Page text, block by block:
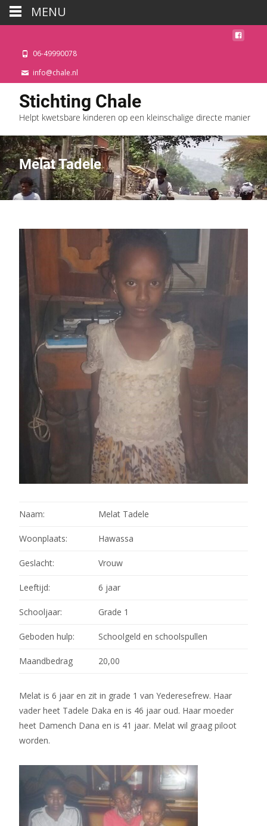
06-49990078
info@chale.nl
Stichting Chale
Helpt kwetsbare kinderen op een kleinschalige directe manier
Melat Tadele
Naam: Melat Tadele
Woonplaats: Hawassa
Geslacht: Vrouw
Leeftijd: 6 jaar
Schooljaar: Grade 1
Geboden hulp: Schoolgeld en schoolspullen
Maandbedrag 20,00
Melat is 6 jaar en zit in grade 1 van Yederesefrew. Haar
vader heet Tadele Daka en is 46 jaar oud. Haar moeder
heet Damench Dana en is 41 jaar. Melat wil graag piloot
worden.
MENU